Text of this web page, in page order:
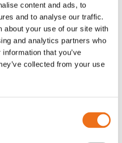
content and ads, to
and to analyse our traffic.
about your use of our site with
and analytics partners who
that you’ve
collected from your use
Lägg till i varukorg
Grön truckknapp
A00220
kr (ex. moms)